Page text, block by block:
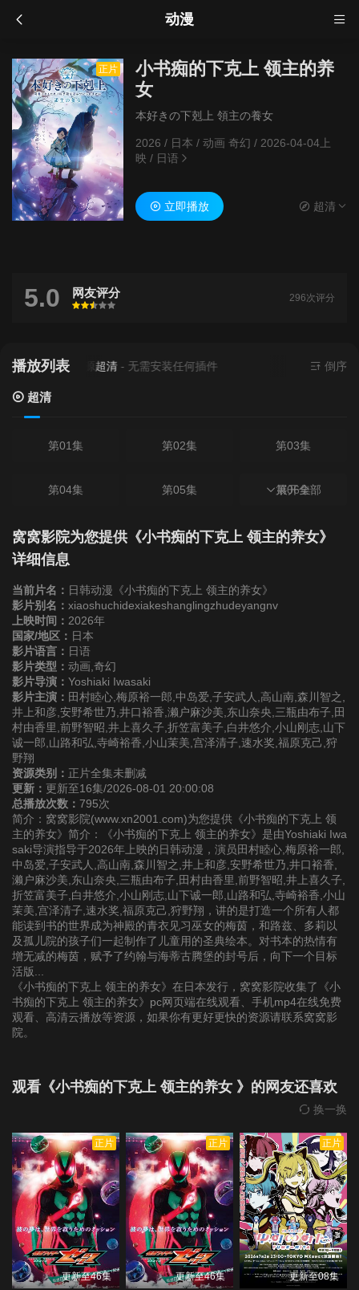
动漫
正片
小书痴的下克上 领主的养
女
本好きの下剋上 領主の養女
2026 / 日本 / 动画 奇幻/ 2026-04-04上
映 / 日语
立即播放 超清
5.0 网友评分
很差
较差还行推荐力荐
296次评分
播放列表
当前资源来源 超清- 无需安装任何插件 倒序
超清
第01集 第02集 第03集
第04集 第05集 第06集
第07集 第08集 第09集
第13集
第16集
展开全部
窝窝影院为您提供《小书痴的下克上 领主的养女》
详细信息
当前片名： 日韩动漫《小书痴的下克上 领主的养女》
影片别名： xiaoshuchidexiakeshanglingzhudeyangnv
上映时间： 2026年
国家/地区： 日本
影片语言： 日语
影片类型： 动画,奇幻
影片导演： Yoshiaki Iwasaki
影片主演： 田村睦心,梅原裕一郎,中岛爱,子安武人,高山南,森川智之,
井上和彦,安野希世乃,井口裕香,濑户麻沙美,东山奈央,三瓶由布子,田
村由香里,前野智昭,井上喜久子,折笠富美子,白井悠介,小山刚志,山下
诚一郎,山路和弘,寺崎裕香,小山茉美,宫泽清子,速水奖,福原克己,狩
野翔
资源类别： 正片全集未删减
更新： 更新至16集/2026-08-01 20:00:08
总播放次数： 795次
简介：窝窝影院(www.xn2001.com)为您提供《小书痴的下克上 领
主的养女》简介：《小书痴的下克上 领主的养女》是由Yoshiaki Iwa
saki导演指导于2026年上映的日韩动漫，演员田村睦心,梅原裕一郎,
中岛爱,子安武人,高山南,森川智之,井上和彦,安野希世乃,井口裕香,
濑户麻沙美,东山奈央,三瓶由布子,田村由香里,前野智昭,井上喜久子,
折笠富美子,白井悠介,小山刚志,山下诚一郎,山路和弘,寺崎裕香,小山
茉美,宫泽清子,速水奖,福原克己,狩野翔，讲的是打造一个所有人都
能读到书的世界成为神殿的青衣见习巫女的梅茵，和路兹、多莉以
及孤儿院的孩子们一起制作了儿童用的圣典绘本。对书本的热情有
增无减的梅茵，赋予了约翰与海蒂古腾堡的封号后，向下一个目标
活版...
《小书痴的下克上 领主的养女》在日本发行，窝窝影院收集了《小
书痴的下克上 领主的养女》pc网页端在线观看、手机mp4在线免费
观看、高清云播放等资源，如果你有更好更快的资源请联系窝窝影
院。
观看《小书痴的下克上 领主的养女 》的网友还喜欢
换一换
正片
更新至46集
正片
更新至46集
正片
更新至08集